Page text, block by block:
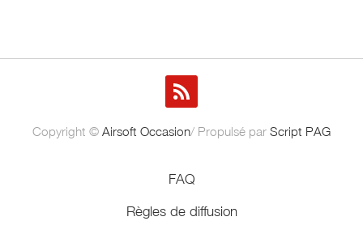
Copyright © Airsoft Occasion/ Propulsé par Script PAG
FAQ
Règles de diffusion